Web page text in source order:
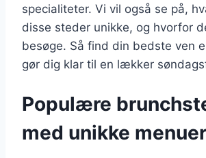
specialiteter. Vi vil også se på,
disse steder unikke, og hvorfor
besøge. Så find din bedste ven
gør dig klar til en lækker
Populære
med unikke menuer